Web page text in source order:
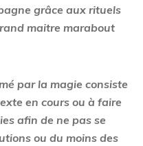
grâce aux rituels
maitre marabout
par la magie consiste
en cours ou à faire
afin de ne pas se
ou du moins des